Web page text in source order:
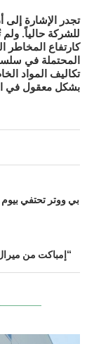
تجدر الإشارة إلى
للشركة حالياً.
كارتفاع المخاطر
المحتملة في
تكاليف المواد
بشكل معقول في
بي ووتر تحتفي
“إمباكت من ميرال”